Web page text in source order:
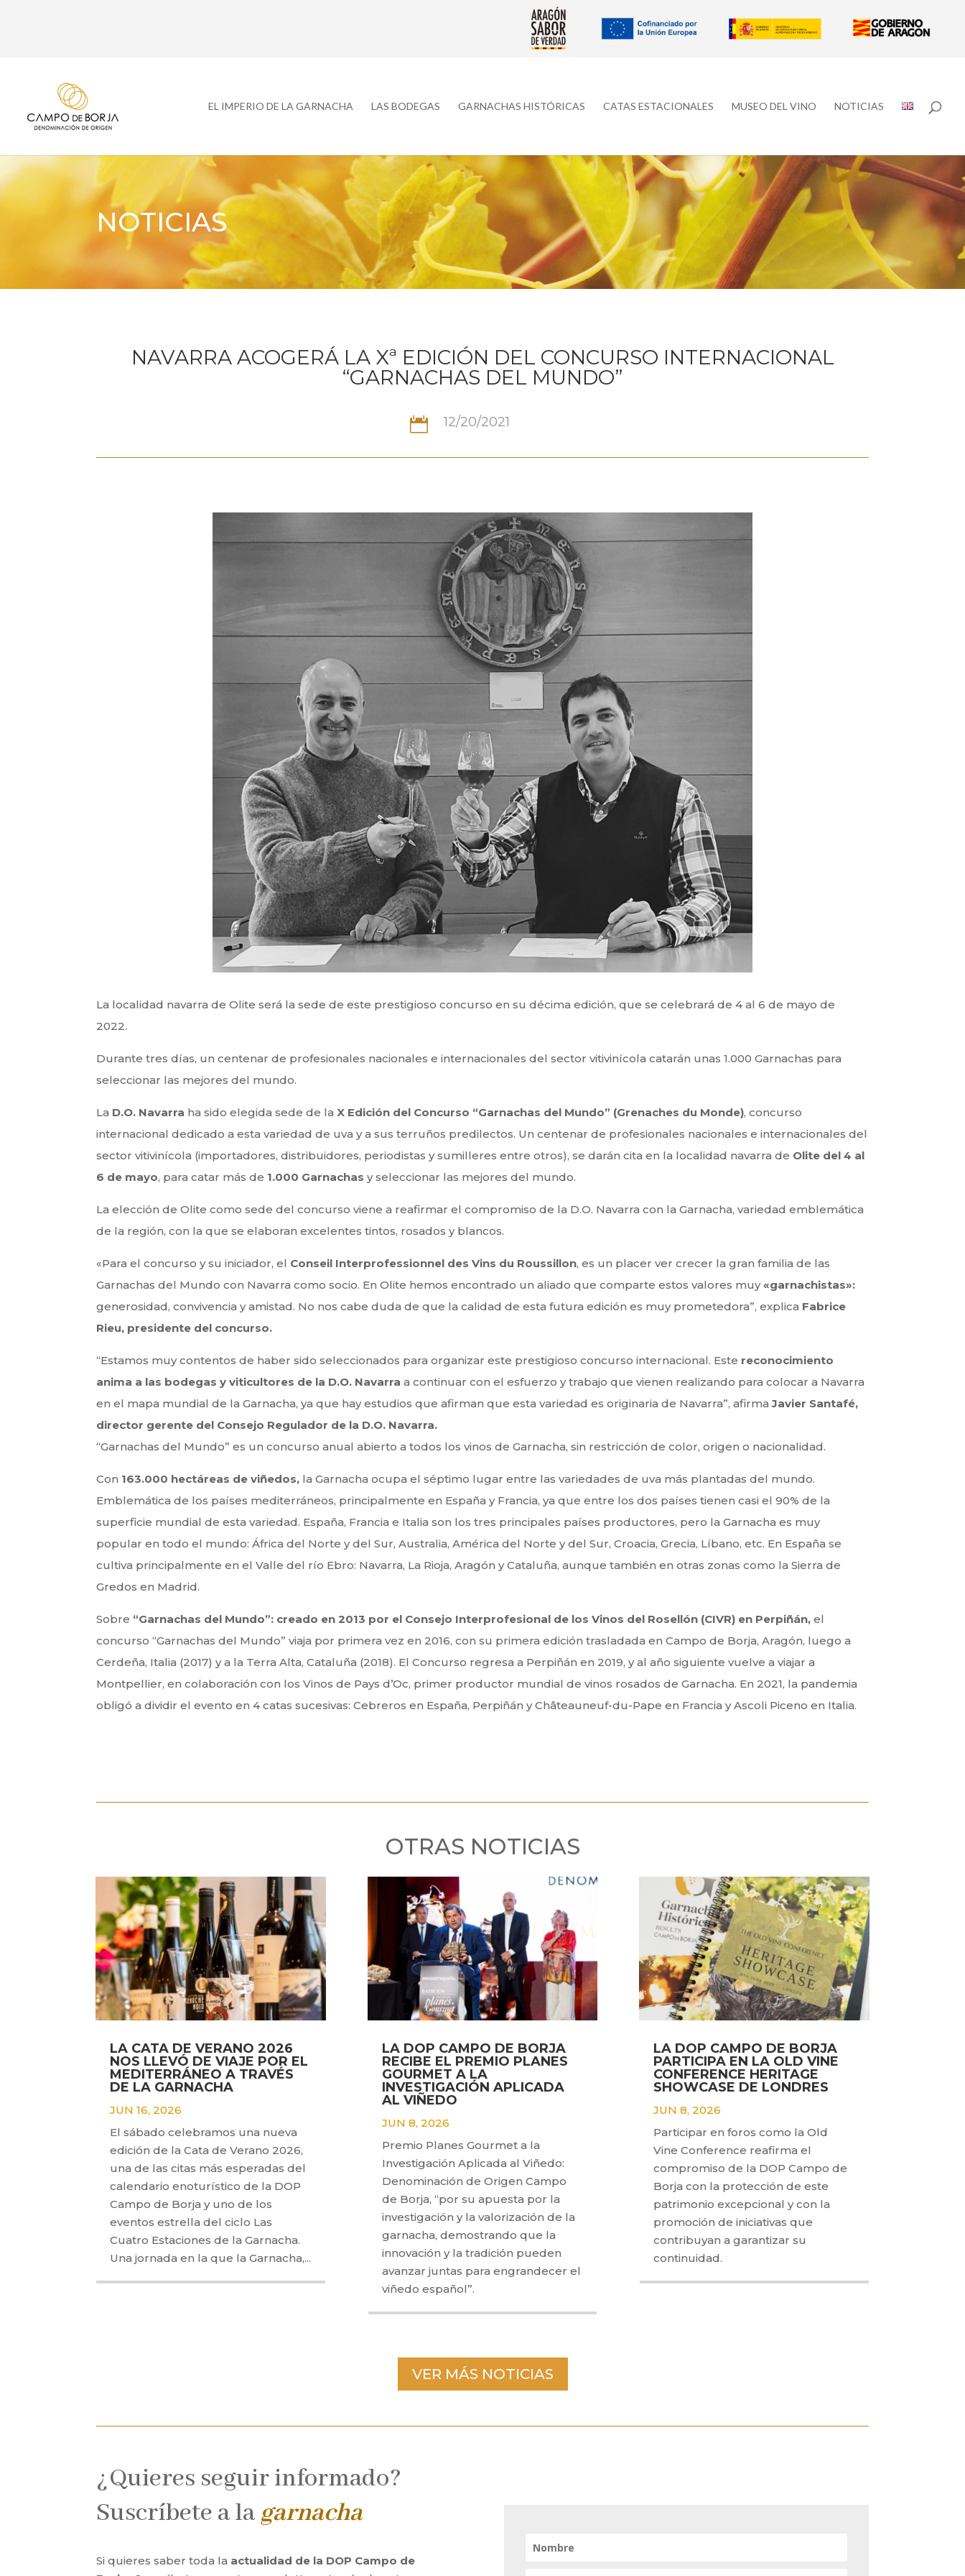
EL IMPERIO DE LA GARNACHA LAS BODEGAS GARNACHAS HISTÓRICAS CATAS ESTACIONALES MUSEO DEL VINO NOTICIAS
NOTICIAS
NAVARRA ACOGERÁ LA Xª EDICIÓN DEL CONCURSO INTERNACIONAL
“GARNACHAS DEL MUNDO”
 12/20/2021
La localidad navarra de Olite será la sede de este prestigioso concurso en su décima edición, que se celebrará de 4 al 6 de mayo de
2022.
Durante tres días, un centenar de profesionales nacionales e internacionales del sector vitivinícola catarán unas 1.000 Garnachas para
seleccionar las mejores del mundo.
La D.O. Navarra ha sido elegida sede de la X Edición del Concurso “Garnachas del Mundo” (Grenaches du Monde), concurso
internacional dedicado a esta variedad de uva y a sus terruños predilectos. Un centenar de profesionales nacionales e internacionales del
sector vitivinícola (importadores, distribuidores, periodistas y sumilleres entre otros), se darán cita en la localidad navarra de Olite del 4 al
6 de mayo, para catar más de 1.000 Garnachas y seleccionar las mejores del mundo.
La elección de Olite como sede del concurso viene a reafirmar el compromiso de la D.O. Navarra con la Garnacha, variedad emblemática
de la región, con la que se elaboran excelentes tintos, rosados y blancos.
«Para el concurso y su iniciador, el Conseil Interprofessionnel des Vins du Roussillon, es un placer ver crecer la gran familia de las
Garnachas del Mundo con Navarra como socio. En Olite hemos encontrado un aliado que comparte estos valores muy «garnachistas»:
generosidad, convivencia y amistad. No nos cabe duda de que la calidad de esta futura edición es muy prometedora”, explica Fabrice
Rieu, presidente del concurso.
“Estamos muy contentos de haber sido seleccionados para organizar este prestigioso concurso internacional. Este reconocimiento
anima a las bodegas y viticultores de la D.O. Navarra a continuar con el esfuerzo y trabajo que vienen realizando para colocar a Navarra
en el mapa mundial de la Garnacha, ya que hay estudios que afirman que esta variedad es originaria de Navarra”, afirmaJavier Santafé,
director gerente del Consejo Regulador de la D.O. Navarra.
“Garnachas del Mundo” es un concurso anual abierto a todos los vinos de Garnacha, sin restricción de color, origen o nacionalidad.
Con 163.000 hectáreas de viñedos, la Garnacha ocupa el séptimo lugar entre las variedades de uva más plantadas del mundo.
Emblemática de los países mediterráneos, principalmente en España y Francia, ya que entre los dos países tienen casi el 90% de la
superficie mundial de esta variedad. España, Francia e Italia son los tres principales países productores, pero la Garnacha es muy
popular en todo el mundo: África del Norte y del Sur, Australia, América del Norte y del Sur, Croacia, Grecia, Líbano, etc. En España se
cultiva principalmente en el Valle del río Ebro: Navarra, La Rioja, Aragón y Cataluña, aunque también en otras zonas como la Sierra de
Gredos en Madrid.
Sobre “Garnachas del Mundo”: creado en 2013 por el Consejo Interprofesional de los Vinos del Rosellón (CIVR) en Perpiñán, el
concurso “Garnachas del Mundo” viaja por primera vez en 2016, con su primera edición trasladada en Campo de Borja, Aragón, luego a
Cerdeña, Italia (2017) y a la Terra Alta, Cataluña (2018). El Concurso regresa a Perpiñán en 2019, y al año siguiente vuelve a viajar a
Montpellier, en colaboración con los Vinos de Pays d’Oc, primer productor mundial de vinos rosados de Garnacha. En 2021, la pandemia
obligó a dividir el evento en 4 catas sucesivas: Cebreros en España, Perpiñán y Châteauneuf-du-Pape en Francia y Ascoli Piceno en Italia.
OTRAS NOTICIAS
LA CATA DE VERANO 2026
NOS LLEVÓ DE VIAJE POR EL
MEDITERRÁNEO A TRAVÉS
DE LA GARNACHA
JUN 16, 2026
El sábado celebramos una nueva
edición de la Cata de Verano 2026,
una de las citas más esperadas del
calendario enoturístico de la DOP
Campo de Borja y uno de los
eventos estrella del ciclo Las
Cuatro Estaciones de la Garnacha.
Una jornada en la que la Garnacha,...
LA DOP CAMPO DE BORJA
RECIBE EL PREMIO PLANES
GOURMET A LA
INVESTIGACIÓN APLICADA
AL VIÑEDO
JUN 8, 2026
Premio Planes Gourmet a la
Investigación Aplicada al Viñedo:
Denominación de Origen Campo
de Borja, “por su apuesta por la
investigación y la valorización de la
garnacha, demostrando que la
innovación y la tradición pueden
avanzar juntas para engrandecer el
viñedo español”.
LA DOP CAMPO DE BORJA
PARTICIPA EN LA OLD VINE
CONFERENCE HERITAGE
SHOWCASE DE LONDRES
JUN 8, 2026
Participar en foros como la Old
Vine Conference reafirma el
compromiso de la DOP Campo de
Borja con la protección de este
patrimonio excepcional y con la
promoción de iniciativas que
contribuyan a garantizar su
continuidad.
VER MÁS NOTICIAS
¿Quieres seguir informado?
Suscríbete a lagarnacha
Si quieres saber toda la actualidad de la DOP Campo de